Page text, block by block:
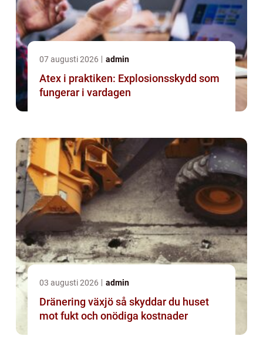
07 augusti 2026 admin
Atex i praktiken: Explosionsskydd som
fungerar i vardagen
03 augusti 2026 admin
Dränering växjö så skyddar du huset
mot fukt och onödiga kostnader